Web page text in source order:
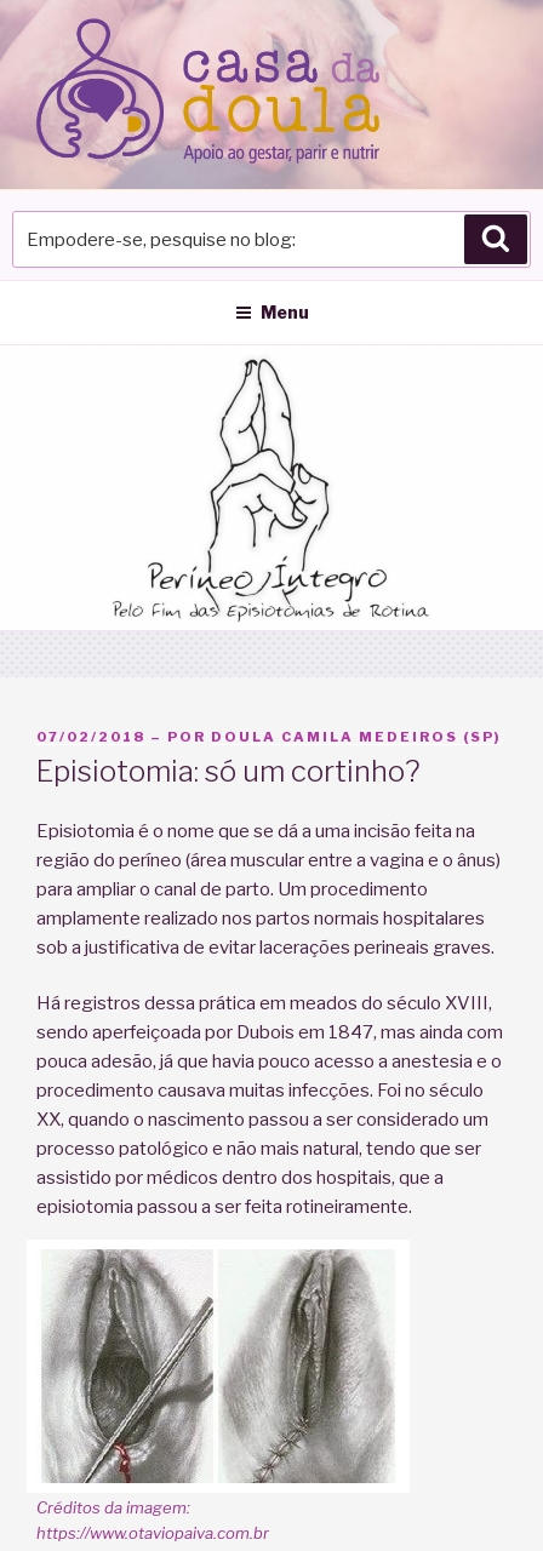
Pular
para
conteúdo
pesquise
blog
Menu
PUBLICADO
EM
07/02/2018 – POR DOULA CAMILA MEDEIROS (SP)
Episiotomia: só um cortinho?
Episiotomia é o nome que se dá a uma incisão feita na
região do períneo (área muscular entre a vagina e o ânus)
para ampliar o canal de parto. Um procedimento
amplamente realizado nos partos normais hospitalares
sob a justificativa de evitar lacerações perineais graves.
Há registros dessa prática em meados do século XVIII,
sendo aperfeiçoada por Dubois em 1847, mas ainda com
pouca adesão, já que havia pouco acesso a anestesia e o
procedimento causava muitas infecções. Foi no século
XX, quando o nascimento passou a ser considerado um
processo patológico e não mais natural, tendo que ser
assistido por médicos dentro dos hospitais, que a
episiotomia passou a ser feita rotineiramente.
Créditos da imagem:
https://www.otaviopaiva.com.br